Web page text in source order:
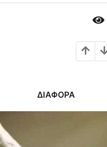
ΔΙΆΦΟΡΑ